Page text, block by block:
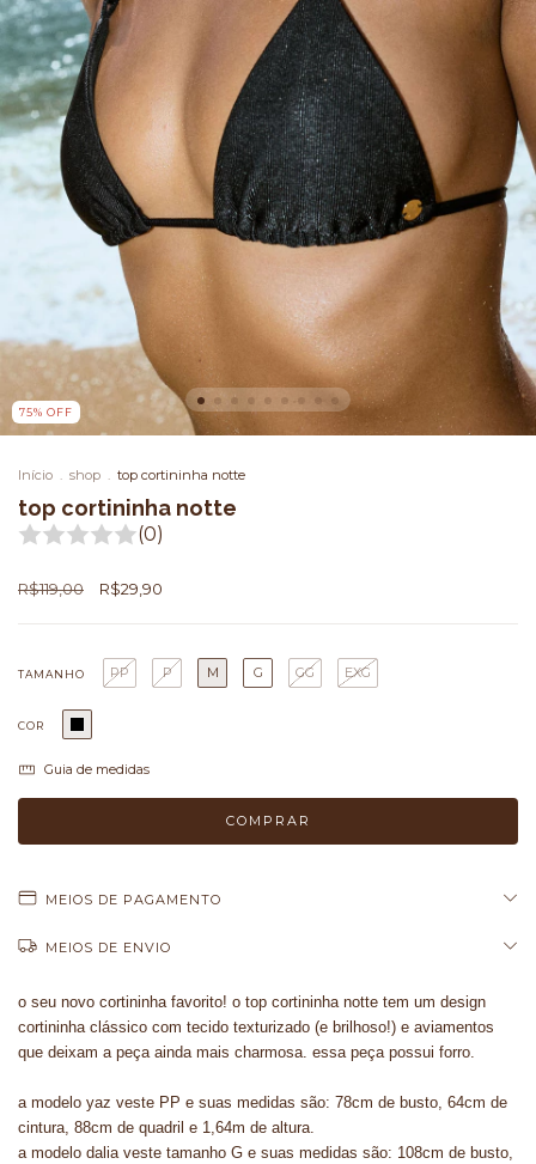
75% OFF
Início . shop . top cortininha notte
top cortininha notte
(0)
R$119,00 R$29,90
TAMANHO PP P M G GG EXG
COR
Guia de medidas
MEIOS DE PAGAMENTO
MEIOS DE ENVIO
o seu novo cortininha favorito! o top cortininha notte tem um design
cortininha clássico com tecido texturizado (e brilhoso!) e aviamentos
que deixam a peça ainda mais charmosa. essa peça possui forro.
a modelo yaz veste PP e suas medidas são: 78cm de busto, 64cm de
cintura, 88cm de quadril e 1,64m de altura.
a modelo dalia veste tamanho G e suas medidas são: 108cm de busto,